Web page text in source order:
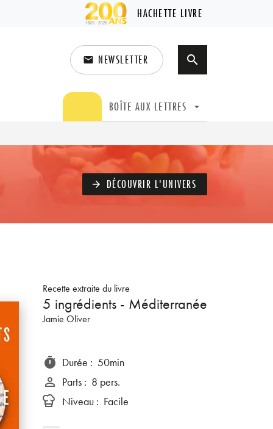
HACHETTE LIVRE
email NEWSLETTER search
BOÎTE AUX LETTRES arrow_drop_down
arrow_forward DÉCOUVRIR L'UNIVERS
Recette extraite du livre
5 ingrédients - Méditerranée
Jamie Oliver
timer Durée : 50min
person_outline Parts: 8 pers.
Niveau: Facile